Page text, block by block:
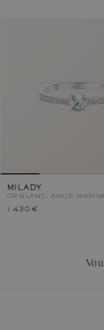
MILADY
OR BLANC, AIGUE-
1 430 €